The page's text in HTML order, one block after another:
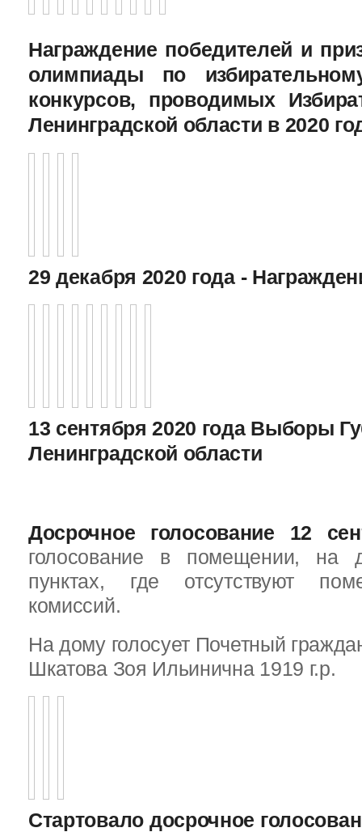
Награждение победителей и
олимпиады по
конкурсов, проводимых
Ленинградской области в 2020
29 декабря 2020 года -
13 сентября 2020 года Выборы
Ленинградской области
Досрочное голосование 12
голосование в помещении, на
пунктах, где отсутствуют
комиссий.
На дому голосует Почетный
Шкатова Зоя Ильинична 1919 г.р.
Стартовало досрочное